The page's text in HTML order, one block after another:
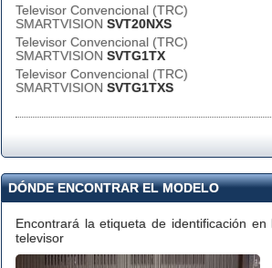
Televisor Convencional (TRC)
SMARTVISION SVT20NXS
Televisor Convencional (TRC)
SMARTVISION SVTG1TX
Televisor Convencional (TRC)
SMARTVISION SVTG1TXS
DÓNDE ENCONTRAR EL MODELO
Encontrará la etiqueta de identificación
televisor